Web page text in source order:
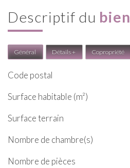
descriptif du bien
Général Détails + Copropriété
Code postal
Surface habitable (m²)
surface terrain
Nombre de chambre(s)
Nombre de pièces